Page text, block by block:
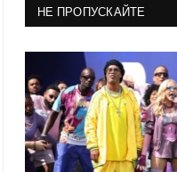
НЕ ПРОПУСКАЙТЕ